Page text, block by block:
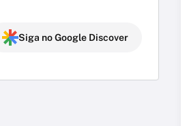
Siga no Google Discover